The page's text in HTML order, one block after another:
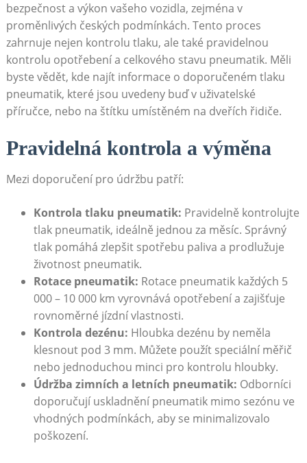
bezpečnost a výkon vašeho vozidla, zejména v
proměnlivých českých podmínkách.​ Tento proces
zahrnuje nejen kontrolu tlaku, ale také pravidelnou‌
kontrolu opotřebení a celkového stavu pneumatik. Měli
byste vědět, kde najít ⁤informace o doporučeném tlaku
pneumatik, které jsou uvedeny buď v uživatelské
příručce, nebo na‍ štítku umístěném na dveřích řidiče.
Pravidelná kontrola a výměna
Mezi doporučení pro údržbu patří:
Kontrola tlaku ⁢pneumatik: Pravidelně kontrolujte
tlak ‌pneumatik, ideálně jednou za měsíc. Správný
tlak pomáhá zlepšit spotřebu paliva a prodlužuje
⁢životnost ‍pneumatik.
Rotace ‌pneumatik: Rotace⁢ pneumatik každých 5‌
000 – 10 000 km vyrovnává opotřebení ‍a zajišťuje
rovnoměrné jízdní vlastnosti.
Kontrola dezénu: Hloubka dezénu by neměla
klesnout pod 3 mm. Můžete použít speciální měřič
nebo jednoduchou minci pro kontrolu hloubky.
Údržba zimních a letních pneumatik: ⁤Odborníci
doporučují uskladnění pneumatik mimo sezónu ve
vhodných podmínkách, aby se minimalizovalo
poškození.